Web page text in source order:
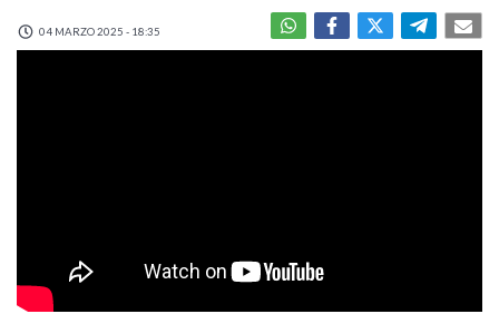
04 MARZO 2025 - 18:35